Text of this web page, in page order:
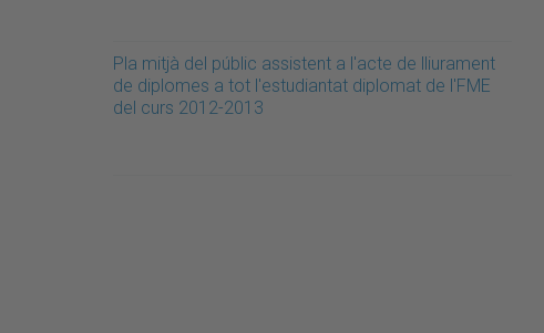
Pla mitjà del públic assistent a l'acte de lliurament
de diplomes a tot l'estudiantat diplomat de l'FME
del curs 2012-2013